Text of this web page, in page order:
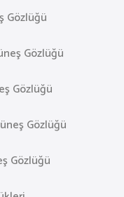
Gözlüğü
Gözlüğü
Gözlüğü
Gözlüğü
Gözlüğü